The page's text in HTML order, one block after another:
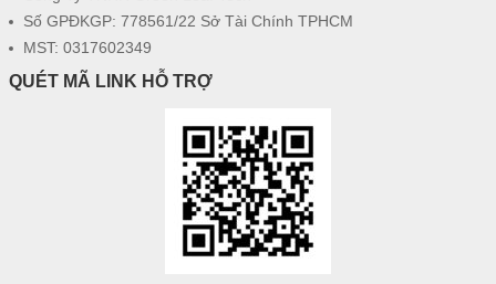
Số GPĐKGP: 778561/22 Sở Tài Chính TPHCM
MST: 0317602349
QUÉT MÃ LINK HỖ TRỢ